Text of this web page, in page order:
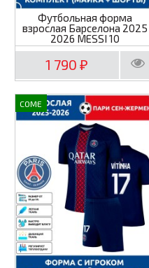
Футбольная форма
взрослая Барселона 2025
2026 MESSI 10
1 790₽
COME